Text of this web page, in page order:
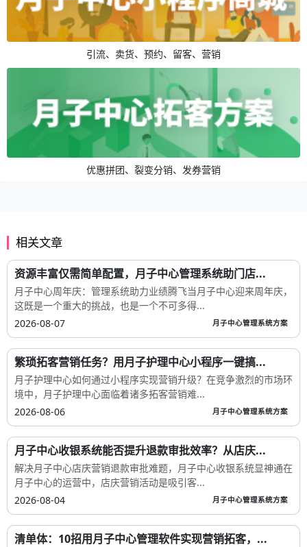
引流、卖货、预约、留客、营销
优惠拼团、裂变分销、发券营销
相关文章
资源丰富仅需简单配置，月子中心管理系统助门店...
月子中心周年庆：管理系统助力业绩腾飞当月子中心迎来周年庆，
这既是一个重大的挑战，也是一个不可多得...
2026-08-07
月子中心管理系统方案
繁琐拓客营销任务？用月子护理中心小程序一键搞...
月子护理中心如何通过小程序实现营销升级？在竞争激烈的市场环
境中，月子护理中心面临着诸多拓客营销难...
2026-08-06
月子中心管理系统方案
月子中心收银系统能否提升退款审批效率？从店庆...
解决月子中心店庆营销退款审批难题，月子中心收银系统显神通在
月子中心的运营中，店庆营销活动是吸引客...
2026-08-04
月子中心管理系统方案
清单体：10招用月子中心管理软件实现营销拓客，...